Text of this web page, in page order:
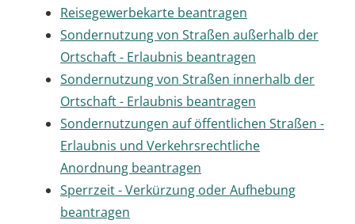
Reisegewerbekarte beantragen
Sondernutzung von Straßen außerhalb der
Ortschaft - Erlaubnis beantragen
Sondernutzung von Straßen innerhalb der
Ortschaft - Erlaubnis beantragen
Sondernutzungen auf öffentlichen Straßen -
Erlaubnis und Verkehrsrechtliche
Anordnung beantragen
Sperrzeit - Verkürzung oder Aufhebung
beantragen